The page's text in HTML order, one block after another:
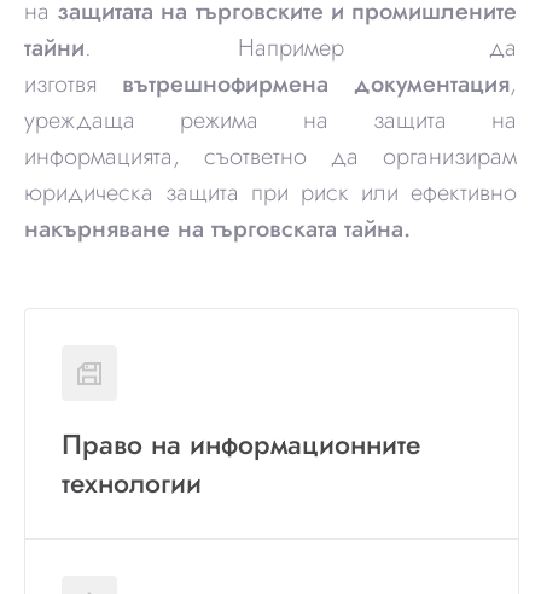
на защитата на търговските и промишлените
тайни. Например да
изготвя вътрешнофирмена документация,
уреждаща режима на защита на
информацията, съответно да организирам
юридическа защита при риск или ефективно
накърняване на търговската тайна.
Право на информационните
технологии